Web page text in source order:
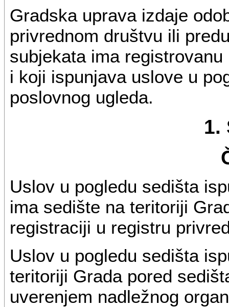
Gradska uprava izdaje
privrednom društvu ili
subjekata ima
i koji ispunjava uslove u
poslovnog ugleda.
1.
Uslov u pogledu sedišta
ima sedište na teritoriji
registraciji u registru
Uslov u pogledu sedišta
teritoriji Grada pored
uverenjem nadležnog